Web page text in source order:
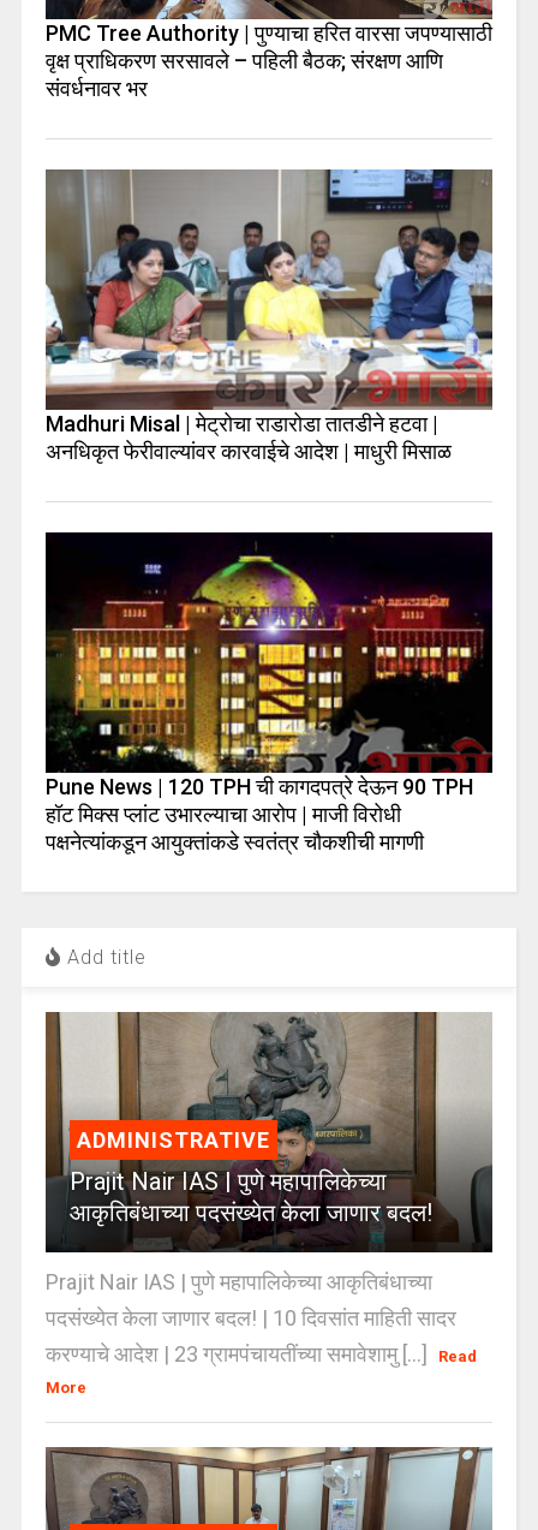
PMC Tree Authority | पुण्याचा हरित वारसा जपण्यासाठी
वृक्ष प्राधिकरण सरसावले – पहिली बैठक; संरक्षण आणि
संवर्धनावर भर
Madhuri Misal | मेट्रोचा राडारोडा तातडीने हटवा |
अनधिकृत फेरीवाल्यांवर कारवाईचे आदेश | माधुरी मिसाळ
Pune News | 120 TPH ची कागदपत्रे देऊन 90 TPH
हॉट मिक्स प्लांट उभारल्याचा आरोप | माजी विरोधी
पक्षनेत्यांकडून आयुक्तांकडे स्वतंत्र चौकशीची मागणी
Add title
ADMINISTRATIVE
Prajit Nair IAS | पुणे महापालिकेच्या
आकृतिबंधाच्या पदसंख्येत केला जाणार बदल!
Prajit Nair IAS | पुणे महापालिकेच्या आकृतिबंधाच्या
पदसंख्येत केला जाणार बदल! | 10 दिवसांत माहिती सादर
करण्याचे आदेश | 23 ग्रामपंचायतींच्या समावेशामु [...]
Read
More